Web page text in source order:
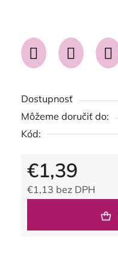
Dostupnosť
Môžeme doručiť do:
Kód:
€1,39
€1,13 bez DPH